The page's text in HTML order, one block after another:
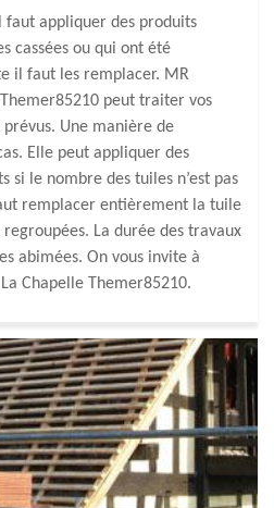
faut appliquer des produits
cassées ou qui ont été
il faut les remplacer. MR
peut traiter vos
Une manière de
Elle peut appliquer des
si le nombre des tuiles n’est pas
remplacer entièrement la tuile
La durée des travaux
abimées. On vous invite à
Chapelle Themer85210.